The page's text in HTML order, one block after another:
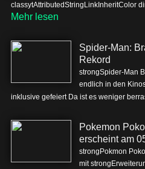
classytAttributedStringLinkInheritColor
Mehr lesen
Spider-Man:
Rekord
strongSpider-Man
endlich in den
inklusive gefeiert Da ist es weniger
Pokemon
erscheint am
strongPokmon
mit